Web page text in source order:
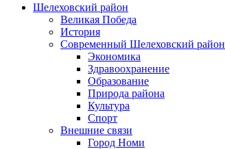
Шелеховский район
Великая Победа
История
Современный Шелеховский район
Экономика
Здравоохранение
Образование
Природа района
Культура
Спорт
Внешние связи
Город Номи